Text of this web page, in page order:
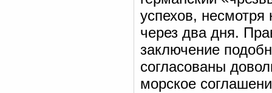
успехов,
через два дня.
заключение
согласованы
морское